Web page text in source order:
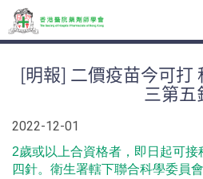
[明報] 二價疫苗今可打
三第五
2022-12-01
2歲或以上合資格者，即日起可
四針。衛生署轄下聯合科學委員